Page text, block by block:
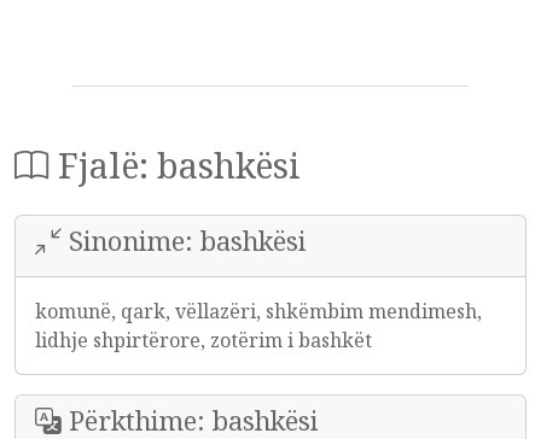
Fjalë: bashkësi
Sinonime: bashkësi
komunë, qark, vëllazëri, shkëmbim mendimesh,
lidhje shpirtërore, zotërim i bashkët
Përkthime: bashkësi